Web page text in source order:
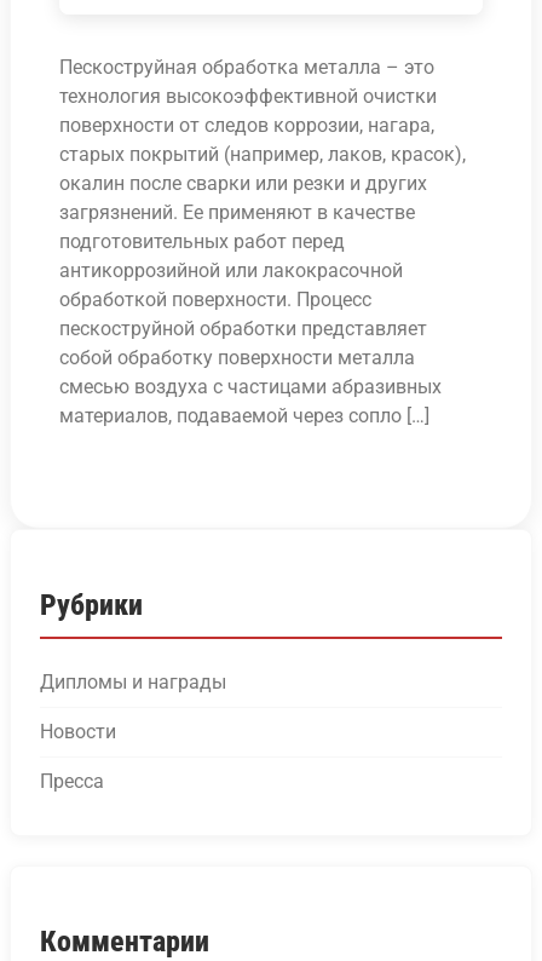
Пескоструйная обработка металла – это
технология высокоэффективной очистки
поверхности от следов коррозии, нагара,
старых покрытий (например, лаков, красок),
окалин после сварки или резки и других
загрязнений. Ее применяют в качестве
подготовительных работ перед
антикоррозийной или лакокрасочной
обработкой поверхности. Процесс
пескоструйной обработки представляет
собой обработку поверхности металла
смесью воздуха с частицами абразивных
материалов, подаваемой через сопло […]
Рубрики
Дипломы и награды
Новости
Пресса
Комментарии